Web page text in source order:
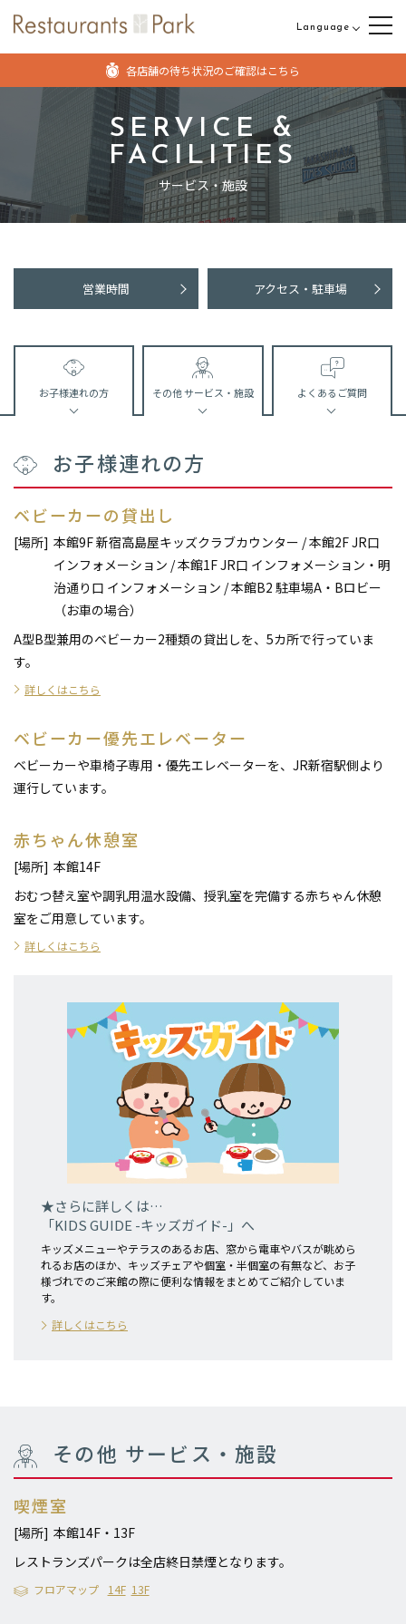
各店舗の待ち状況のご確認はこちら
Language
日本語
English
中文（繁体字）
中文（簡体字）
SERVICE &
FACILITIES
サービス・施設
営業時間 アクセス・駐車場
お子様連れの方 その他サービス・施設 よくあるご質問
お子様連れの方
ベビーカーの貸出し
[場所] 本館9F 新宿高島屋キッズクラブカウンター / 本館2F JR口
インフォメーション / 本館1F JR口 インフォメーション・明
治通り口 インフォメーション / 本館B2 駐車場A・Bロビー
（お車の場合）
A型B型兼用のベビーカー2種類の貸出しを、5カ所で行っていま
す。
詳しくはこちら
ベビーカー優先エレベーター
ベビーカーや車椅子専用・優先エレベーターを、JR新宿駅側より
運行しています。
赤ちゃん休憩室
[場所] 本館14F
おむつ替え室や調乳用温水設備、授乳室を完備する赤ちゃん休憩
室をご用意しています。
詳しくはこちら
★さらに詳しくは…
「KIDS GUIDE -キッズガイド-」へ
キッズメニューやテラスのあるお店、窓から電車やバスが眺めら
れるお店のほか、キッズチェアや個室・半個室の有無など、お子
様づれでのご来館の際に便利な情報をまとめてご紹介していま
す。
詳しくはこちら
その他 サービス・施設
喫煙室
[場所] 本館14F・13F
レストランズパークは全店終日禁煙となります。
フロアマップ 14F 13F